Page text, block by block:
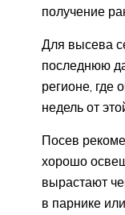
получение
Для высева
последнюю
регионе, где
недель от
Посев
хорошо
вырастают
в парнике